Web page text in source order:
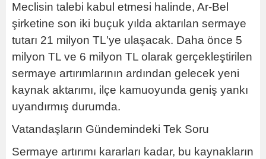
Meclisin talebi kabul etmesi halinde, Ar-Bel
şirketine son iki buçuk yılda aktarılan sermaye
tutarı 21 milyon TL'ye ulaşacak. Daha önce 5
milyon TL ve 6 milyon TL olarak gerçekleştirilen
sermaye artırımlarının ardından gelecek yeni
kaynak aktarımı, ilçe kamuoyunda geniş yankı
uyandırmış durumda.
Vatandaşların Gündemindeki Tek Soru
Sermaye artırımı kararları kadar, bu kaynakların